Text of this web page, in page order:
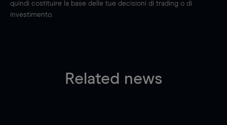
quindi costituire la base delle tue decisioni di trading o di
investimento.
Related news